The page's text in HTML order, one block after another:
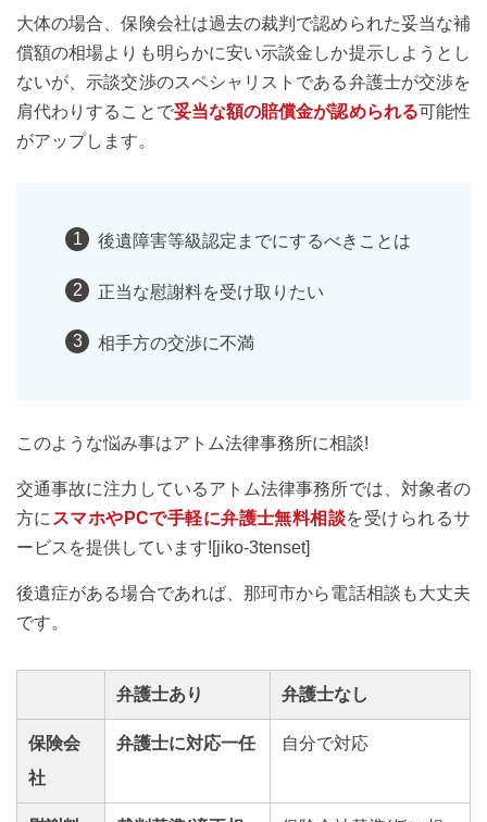
大体の場合、保険会社は過去の裁判で認められた妥当な補
償額の相場よりも明らかに安い示談金しか提示しようとし
ないが、示談交渉のスペシャリストである弁護士が交渉を
肩代わりすることで妥当な額の賠償金が認められる可能性
がアップします。
後遺障害等級認定までにするべきことは
正当な慰謝料を受け取りたい
相手方の交渉に不満
このような悩み事はアトム法律事務所に相談!
交通事故に注力しているアトム法律事務所では、対象者の
方に スマホやPCで手軽に弁護士無料相談を受けられるサ
ービスを提供しています![jiko-3tenset]
後遺症がある場合であれば、那珂市から電話相談も大丈夫
です。
弁護士あり 弁護士なし
保険会
社
弁護士に対応一任 自分で対応